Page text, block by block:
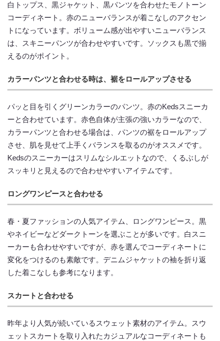
白トップス、黒ジャケット、黒パンツを合わせたモノトーン
コーディネート。赤のニューバランスが着こなしのアクセン
トになっています。ボリューム感が出やすいニューバランス
は、スキニーパンツが合わせやすいです。ソックスも黒で揃
えるのがポイント。
カラーパンツと合わせる時は、裾をロールアップさせる
パッと目を引くグリーンカラーのパンツ。赤のKedsスニーカ
ーと合わせています。赤色自体が主張の強いカラーなので、
カラーパンツと合わせる場合は、パンツの裾をロールアップ
させ、肌を見せて上手くバランスを取るのがオススメです。
Kedsのスニーカーはスリムなシルエットなので、くるぶしが
スッキリと見えるので合わせやすいアイテムです。
ロングワンピースと合わせる
春・夏ファッションの人気アイテム、ロングワンピース。黒
やネイビーなどダークトーンを選ぶことが多いです。白スニ
ーカーも合わせやすいですが、赤を選んでコーディネートに
変化をつけるのも素敵です。デニムジャケットの袖を折り返
した着こなしも参考になります。
スカートと合わせる
昨年より人気が続いているスウェット素材のアイテム。スウ
ェットスカートを取り入れたカジュアルなコーディネートも